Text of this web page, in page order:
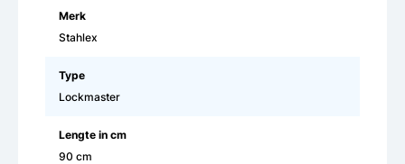
Merk
Stahlex
Type
Lockmaster
Lengte in cm
90 cm